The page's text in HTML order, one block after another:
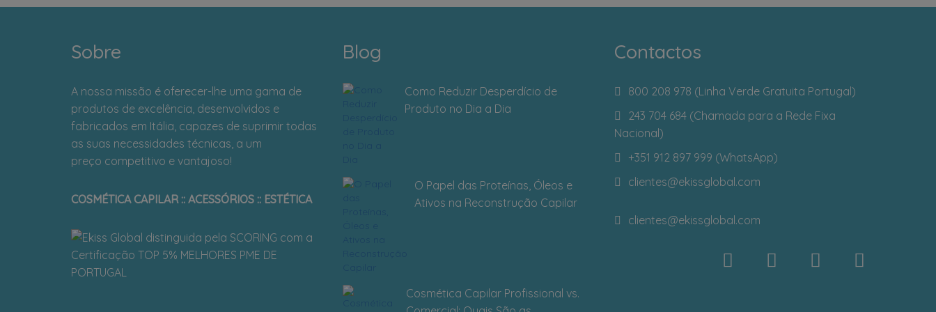
Sobre
A nossa missão é oferecer-lhe uma gama de
produtos de excelência, desenvolvidos e
fabricados em Itália, capazes de suprimir todas
as suas necessidades técnicas, a um
preço competitivo e vantajoso!
COSMÉTICA CAPILAR :: ACESSÓRIOS :: ESTÉTICA
Blog
Como Reduzir Desperdício de
Produto no Dia a Dia
O Papel das Proteínas, Óleos e
Ativos na Reconstrução Capilar
Cosmética Capilar Profissional vs.
Contactos
800 208 978 (Linha Verde Gratuita Portugal)
243 704 684 (Chamada para a Rede Fixa
Nacional)
+351 912 897 999 (WhatsApp)
clientes@ekissglobal.com
clientes@ekissglobal.com